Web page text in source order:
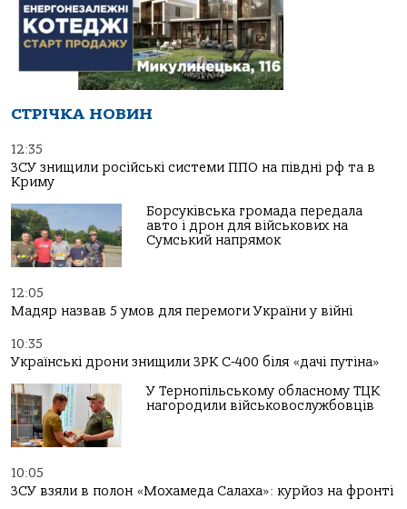
СТРІЧКА НОВИН
12:35
ЗСУ знищили російські системи ППО на півдні рф та в
Криму
Борсуківська громада передала
авто і дрон для військових на
Сумський напрямок
12:05
Мадяр назвав 5 умов для перемоги України у війні
10:35
Українські дрони знищили ЗРК С-400 біля «дачі путіна»
У Тернопільському обласному ТЦК
нагородили військовослужбовців
10:05
ЗСУ взяли в полон «Мохамеда Салаха»: курйоз на фронті